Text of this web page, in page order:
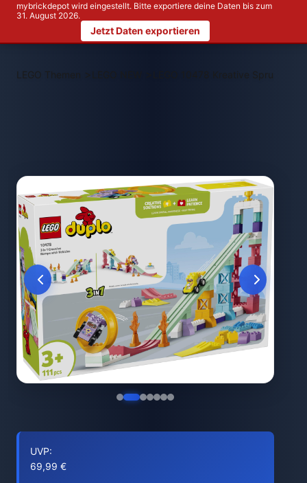
mybrickdepot wird eingestellt. Bitte exportiere deine Daten bis zum
31. August 2026.
Jetzt Daten exportieren
LEGO Themen > LEGO 10478 Kreative
UVP:
69,99 €